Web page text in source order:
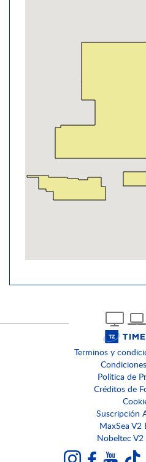
Terminos y
Política de
Créditos de
Suscripción
MaxSea V2
Nobeltec